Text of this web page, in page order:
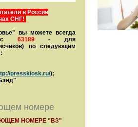
в России
СНГ!
вы можете всегда
63189- для
по следующим
presskiosk.ru/);
номере
НОМЕРЕ "ВЗ"